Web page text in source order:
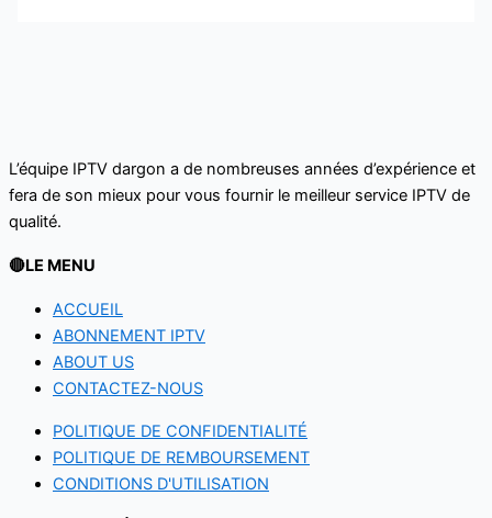
L’équipe IPTV dargon a de nombreuses années d’expérience et
fera de son mieux pour vous fournir le meilleur service IPTV de
qualité.‌‌‌‌‌
🔴LE MENU
ACCUEIL
ABONNEMENT IPTV
ABOUT US
CONTACTEZ-NOUS
POLITIQUE DE CONFIDENTIALITÉ
POLITIQUE DE REMBOURSEMENT
CONDITIONS D'UTILISATION